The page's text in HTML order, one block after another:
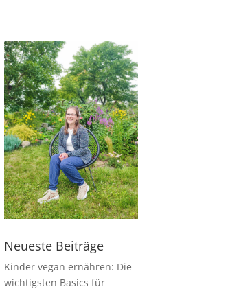
Neueste Beiträge
Kinder vegan ernähren: Die
wichtigsten Basics für